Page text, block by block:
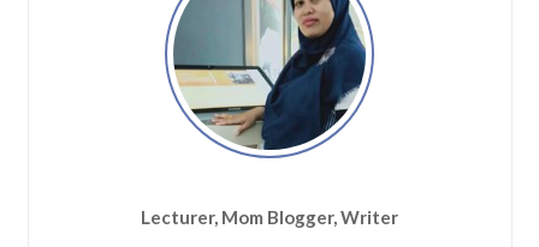
Lecturer, Mom Blogger, Writer